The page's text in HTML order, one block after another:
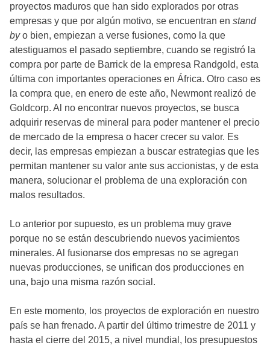
proyectos maduros que han sido explorados por otras
empresas y que por algún motivo, se encuentran en stand
byo bien, empiezan a verse fusiones, como la que
atestiguamos el pasado septiembre, cuando se registró la
compra por parte de Barrick de la empresa Randgold, esta
última con importantes operaciones en África. Otro caso es
la compra que, en enero de este año, Newmont realizó de
Goldcorp. Al no encontrar nuevos proyectos, se busca
adquirir reservas de mineral para poder mantener el precio
de mercado de la empresa o hacer crecer su valor. Es
decir, las empresas empiezan a buscar estrategias que les
permitan mantener su valor ante sus accionistas, y de esta
manera, solucionar el problema de una exploración con
malos resultados.
Lo anterior por supuesto, es un problema muy grave
porque no se están descubriendo nuevos yacimientos
minerales. Al fusionarse dos empresas no se agregan
nuevas producciones, se unifican dos producciones en
una, bajo una misma razón social.
En este momento, los proyectos de exploración en nuestro
país se han frenado. A partir del último trimestre de 2011 y
hasta el cierre del 2015, a nivel mundial, los presupuestos